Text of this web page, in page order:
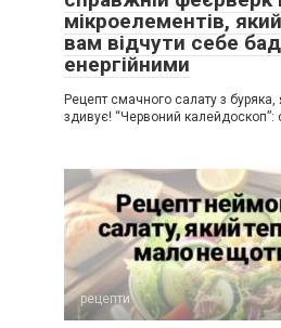
мікроелементів,
вам відчути себе
енергійними
Рецепт смачного салату з
здивує! “Червоний калейдоскоп”:
рецепти